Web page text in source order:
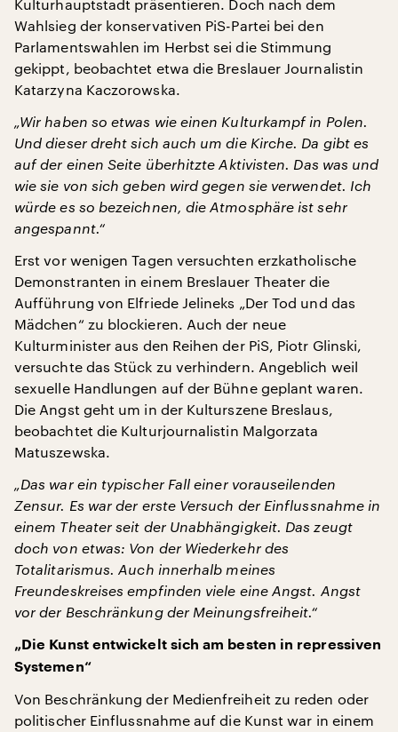
Kulturhauptstadt präsentieren. Doch nach dem
Wahlsieg der konservativen PiS-Partei bei den
Parlamentswahlen im Herbst sei die Stimmung
gekippt, beobachtet etwa die Breslauer Journalistin
Katarzyna Kaczorowska.
„Wir haben so etwas wie einen Kulturkampf in Polen.
Und dieser dreht sich auch um die Kirche. Da gibt es
auf der einen Seite überhitzte Aktivisten. Das was und
wie sie von sich geben wird gegen sie verwendet. Ich
würde es so bezeichnen, die Atmosphäre ist sehr
angespannt.“
Erst vor wenigen Tagen versuchten erzkatholische
Demonstranten in einem Breslauer Theater die
Aufführung von Elfriede Jelineks „Der Tod und das
Mädchen“ zu blockieren. Auch der neue
Kulturminister aus den Reihen der PiS, Piotr Glinski,
versuchte das Stück zu verhindern. Angeblich weil
sexuelle Handlungen auf der Bühne geplant waren.
Die Angst geht um in der Kulturszene Breslaus,
beobachtet die Kulturjournalistin Malgorzata
Matuszewska.
„Das war ein typischer Fall einer vorauseilenden
Zensur. Es war der erste Versuch der Einflussnahme in
einem Theater seit der Unabhängigkeit. Das zeugt
doch von etwas: Von der Wiederkehr des
Totalitarismus. Auch innerhalb meines
Freundeskreises empfinden viele eine Angst. Angst
vor der Beschränkung der Meinungsfreiheit.“
„Die Kunst entwickelt sich am besten in repressiven
Systemen“
Von Beschränkung der Medienfreiheit zu reden oder
politischer Einflussnahme auf die Kunst war in einem